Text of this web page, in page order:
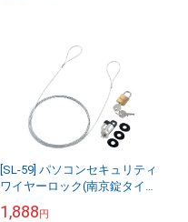
[SL-59] パソコンセキュリティ
ワイヤーロック(南京錠タイ
1,888円